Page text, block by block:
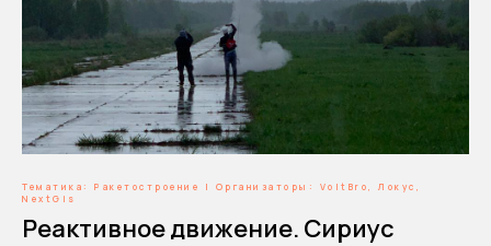
Тематика: Ракетостроение | Организаторы: VoltBro, Локус,
NextGis
Реактивное движение. Сириус